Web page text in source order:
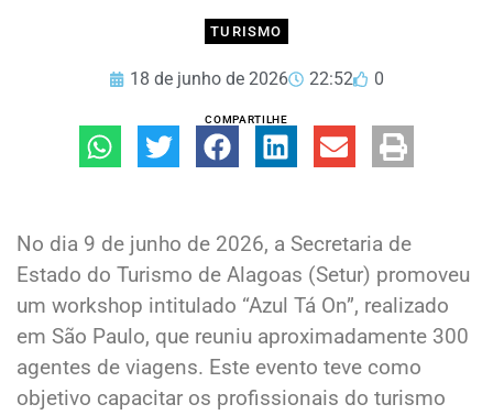
TURISMO
18 de junho de 2026 22:52 0
COMPARTILHE
No dia 9 de junho de 2026, a Secretaria de
Estado do Turismo de Alagoas (Setur) promoveu
um workshop intitulado “Azul Tá On”, realizado
em São Paulo, que reuniu aproximadamente 300
agentes de viagens. Este evento teve como
objetivo capacitar os profissionais do turismo